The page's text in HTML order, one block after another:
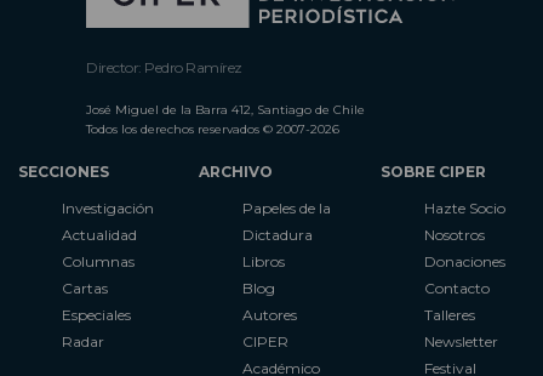
Director: Pedro Ramírez
José Miguel de la Barra 412, Santiago de Chile
Todos los derechos reservados © 2007-2026
SECCIONES
Investigación
Actualidad
Columnas
Cartas
Especiales
Radar
ARCHIVO
Papeles de la
Dictadura
Libros
Blog
Autores
CIPER
Académico
SOBRE CIPER
Hazte Socio
Nosotros
Donaciones
Contacto
Talleres
Newsletter
Festival